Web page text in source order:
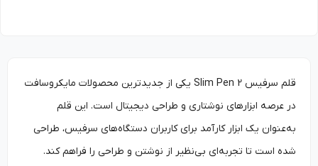
قلم سرفیس Slim Pen 2 یکی از جدیدترین محصولات مایکروسافت
در عرصه ابزارهای نوشتاری و طراحی دیجیتال است. این قلم
به‌عنوان یک ابزار کارآمد برای کاربران دستگاه‌های سرفیس، طراحی
شده است تا تجربه‌ای بی‌نظیر از نوشتن و طراحی را فراهم کند.